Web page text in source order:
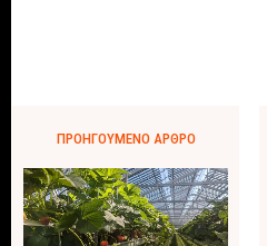
ΠΡΟΗΓΟΎΜΕΝΟ ΆΡΘΡΟ